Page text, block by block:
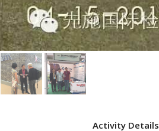
Activity Details